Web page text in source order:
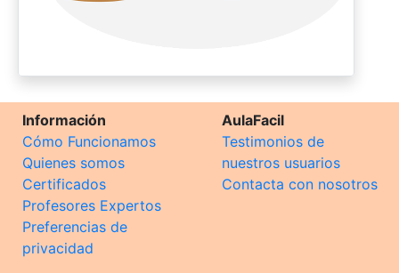
Información
Cómo Funcionamos
Quienes somos
Certificados
Profesores Expertos
Preferencias de
privacidad
AulaFacil
Testimonios de
nuestros usuarios
Contacta con nosotros